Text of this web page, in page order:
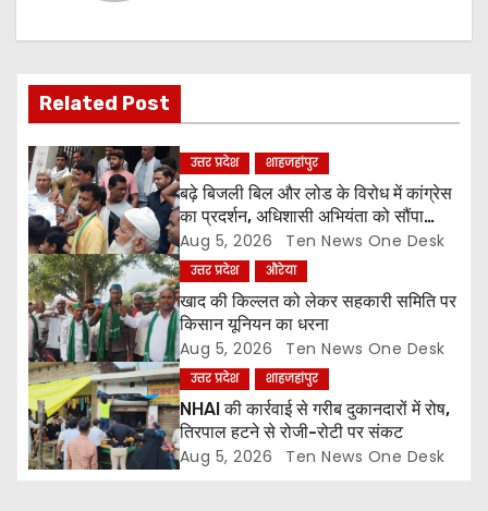
v
i
g
a
t
i
o
n
Related Post
उत्तर प्रदेश शाहजहांपुर
बढ़े बिजली बिल और लोड के विरोध में कांग्रेस
का प्रदर्शन, अधिशासी अभियंता को सौंपा
ज्ञापन
Aug 5, 2026 Ten News One Desk
उत्तर प्रदेश औरेया
खाद की किल्लत को लेकर सहकारी समिति पर
किसान यूनियन का धरना
Aug 5, 2026 Ten News One Desk
उत्तर प्रदेश शाहजहांपुर
NHAI की कार्रवाई से गरीब दुकानदारों में रोष,
तिरपाल हटने से रोजी-रोटी पर संकट
Aug 5, 2026 Ten News One Desk